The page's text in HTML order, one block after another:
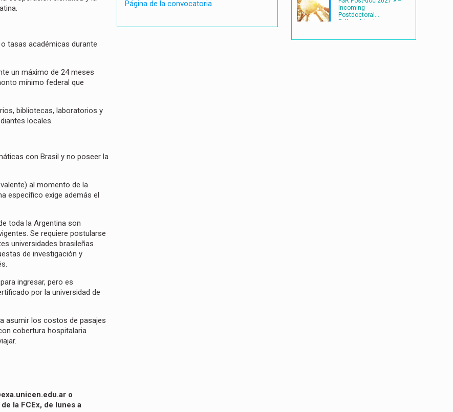
tasas académicas durante
un máximo de 24 meses
mínimo federal que
bibliotecas, laboratorios y
locales.
con Brasil y no poseer la
al momento de la
específico exige además el
toda la Argentina son
Se requiere postularse
universidades brasileñas
de investigación y
ingresar, pero es
por la universidad de
asumir los costos de pasajes
cobertura hospitalaria
o
la FCEx, de lunes a
Página de la convocatoria
Incoming
Postdoctoral
Fellowships |